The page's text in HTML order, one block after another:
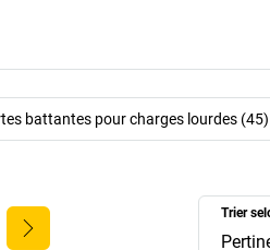
battantes pour charges lourdes (45)
Trier